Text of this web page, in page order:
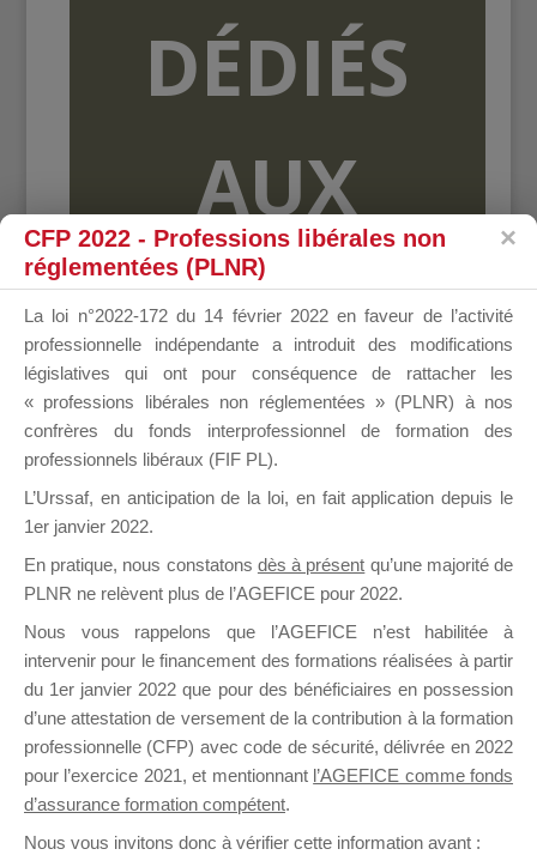
DÉDIÉS
AUX
DE
il y a 3 heures
formation. Il accueille également les Conseillers
CFP 2022 - Professions libérales non
réglementées (PLNR)
La loi n°2022-172 du 14 février 2022 en faveur de l’activité
professionnelle indépendante a introduit des modifications
législatives qui ont pour conséquence de rattacher les
« professions libérales non réglementées » (PLNR) à nos
confrères du fonds interprofessionnel de formation des
professionnels libéraux (FIF PL).
L’Urssaf, en anticipation de la loi, en fait application depuis le
1er janvier 2022.
En pratique, nous constatons dès à présent qu’une majorité de
PLNR ne relèvent plus de l’AGEFICE pour 2022.
Nous vous rappelons que l’AGEFICE n’est habilitée à
intervenir pour le financement des formations réalisées à partir
du 1er janvier 2022 que pour des bénéficiaires en possession
d’une attestation de versement de la contribution à la formation
professionnelle (CFP) avec code de sécurité, délivrée en 2022
pour l’exercice 2021, et mentionnant l’AGEFICE comme fonds
d’assurance formation compétent.
Nous vous invitons donc à vérifier cette information avant :